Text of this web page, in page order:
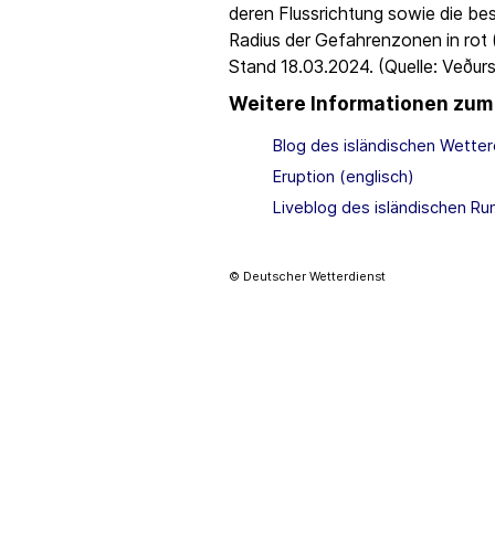
deren Flussrichtung sowie die
Radius der Gefahrenzonen in
Stand 18.03.2024. (Quelle:
Weitere Informationen
Blog des isländischen
Eruption (englisch)
Liveblog des isländischen
© Deutscher Wetterdienst